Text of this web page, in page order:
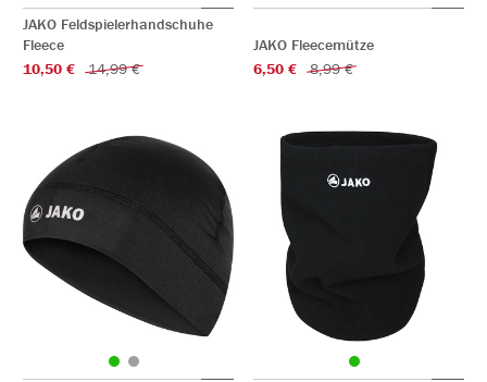
JAKO Feldspielerhandschuhe
Fleece
10,50 €
14,99 €
JAKO Fleecemütze
6,50 €
8,99 €